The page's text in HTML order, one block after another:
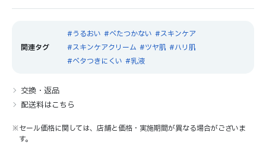
うるおい べたつかない
スキンケア
スキンケアクリーム
ツヤ肌
ハリ肌
ベタつきにくい
乳液
交換・返品
配送料はこちら
※セール価格に関しては、店舗と価格・実施期間が異なる場合がございま
す。